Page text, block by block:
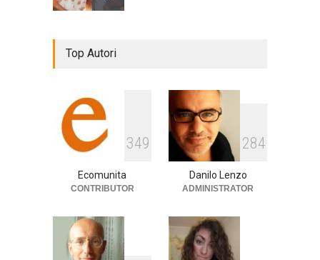
E tu hai paura del buio?
cultura società 1 Aprile 2024
Top Autori
349
Ecomunita
CONTRIBUTOR
284
Danilo Lenzo
ADMINISTRATOR